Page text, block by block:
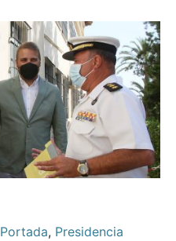
Portada, Presidencia